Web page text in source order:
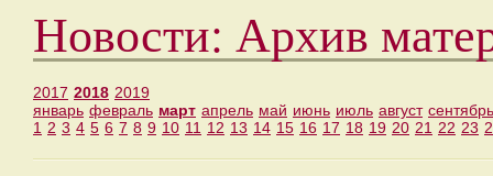
Новости: Архив
2017 2018 2019
январь февраль март апрель май июнь июль август сентябрь
1 2 3 4 5 6 7 8 9 10 11 12 13 14 15 16 17 18 19 20 21 22 23